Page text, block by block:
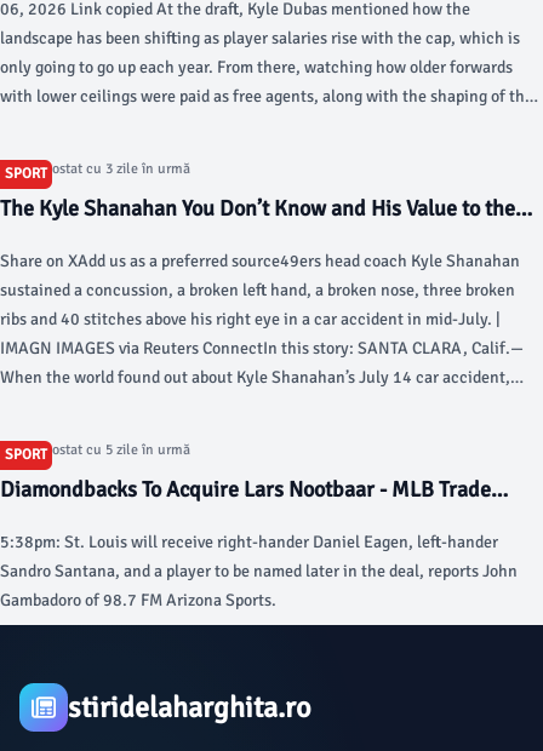
06, 2026 Link copied At the draft, Kyle Dubas mentioned how the
landscape has been shifting as player salaries rise with the cap, which is
only going to go up each year. From there, watching how older forwards
with lower ceilings were paid as free agents, along with the shaping of the
SPORT
Articol postat cu 3 zile în urmă
The Kyle Shanahan You Don’t Know and His Value to the
Share on XAdd us as a preferred source49ers head coach Kyle Shanahan
sustained a concussion, a broken left hand, a broken nose, three broken
ribs and 40 stitches above his right eye in a car accident in mid-July. |
IMAGN IMAGES via Reuters ConnectIn this story: SANTA CLARA, Calif.—
When the world found out about Kyle Shanahan’s July 14 car accident,
SPORT
Articol postat cu 5 zile în urmă
Diamondbacks To Acquire Lars Nootbaar - MLB Trade
5:38pm: St. Louis will receive right-hander Daniel Eagen, left-hander
Sandro Santana, and a player to be named later in the deal, reports John
Gambadoro of 98.7 FM Arizona Sports.
stiridelaharghita.ro